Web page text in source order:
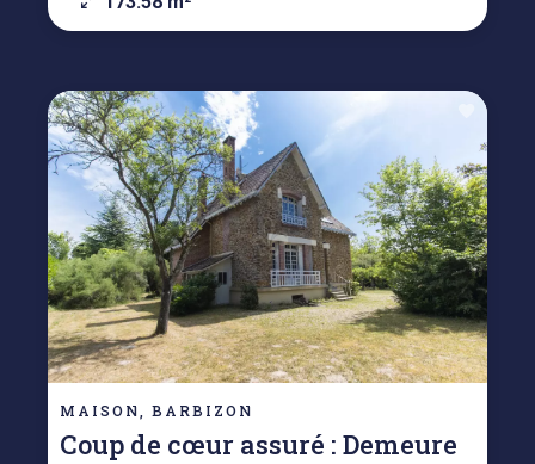
MAISON, BARBIZON
Coup de cœur assuré : Demeure